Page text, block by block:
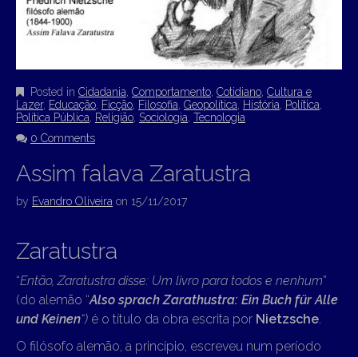
Posted in Cidadania, Comportamento, Cotidiano, Cultura e
Lazer, Educação, Ficção, Filosofia, Geopolítica, História, Política,
Política Pública, Religião, Sociologia, Tecnologia
0 Comments
Assim falava Zaratustra
by Evandro Oliveira on 15/11/2017
Zaratustra
“Então, Zaratustra disse: Um livro para todos e nenhum”
(do alemão “Also sprach Zarathustra: Ein Buch für Alle
und Keinen“) é o título da obra escrita por Nietzsche.
O filósofo alemão, a princípio, escreveu num período